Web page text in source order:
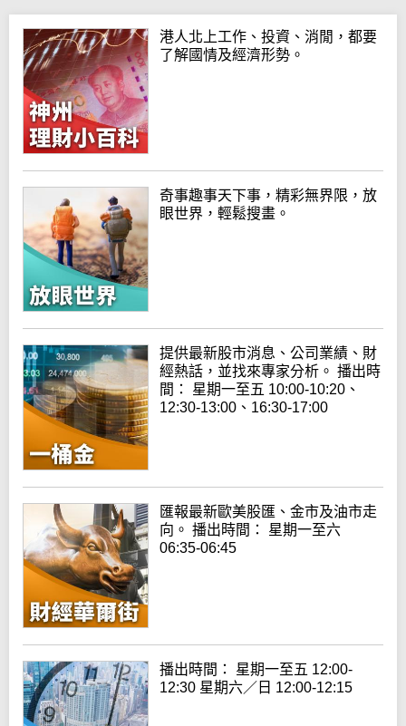
港人北上工作、投資、消閒，都要
了解國情及經濟形勢。
奇事趣事天下事，精彩無界限，放
眼世界，輕鬆搜畫。
提供最新股市消息、公司業績、財
經熱話，並找來專家分析。 播出時
間： 星期一至五 10:00-10:20、
12:30-13:00、16:30-17:00
匯報最新歐美股匯、金市及油市走
向。 播出時間： 星期一至六
06:35-06:45
播出時間： 星期一至五 12:00-
12:30 星期六／日 12:00-12:15